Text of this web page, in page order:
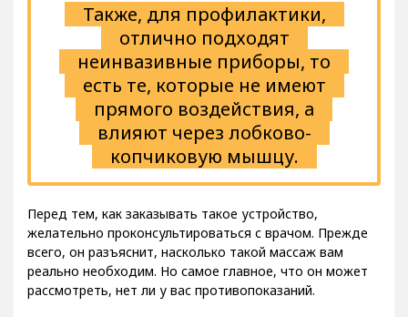
Также, для профилактики,
отлично подходят
неинвазивные приборы, то
есть те, которые не имеют
прямого воздействия, а
влияют через лобково-
копчиковую мышцу.
Перед тем, как заказывать такое устройство,
желательно проконсультироваться с врачом. Прежде
всего, он разъяснит, насколько такой массаж вам
реально необходим. Но самое главное, что он может
рассмотреть, нет ли у вас противопоказаний.